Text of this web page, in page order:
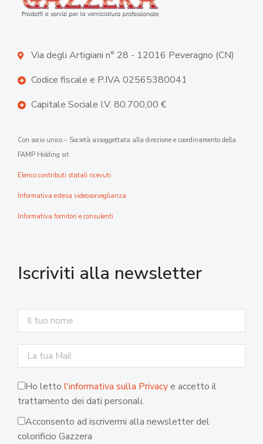
Via degli Artigiani n° 28 - 12016 Peveragno (CN)
Codice fiscale e P.IVA 02565380041
Capitale Sociale I.V. 80.700,00 €
Con socio unico – Società assoggettata alla direzione e coordinamento della
FAMP Holding srl
Elenco contributi statali ricevuti
Informativa estesa videosorveglianza
Informativa fornitori e consulenti
Iscriviti alla newsletter
Ho letto l'informativa sulla Privacye accetto il
trattamento dei dati personali.
Acconsento ad iscrivermi alla newsletter del
colorificio Gazzera